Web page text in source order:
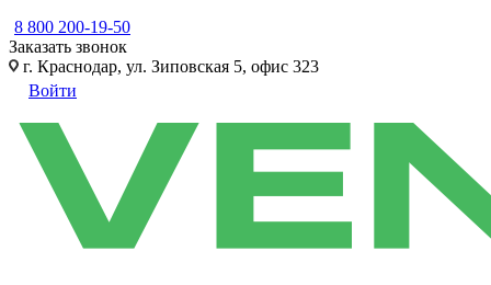
8 800 200-19-50
Заказать звонок
г. Краснодар, ул. Зиповская 5, офис 323
Войти